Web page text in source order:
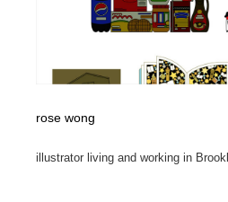
rose wong
illustrator living and working in